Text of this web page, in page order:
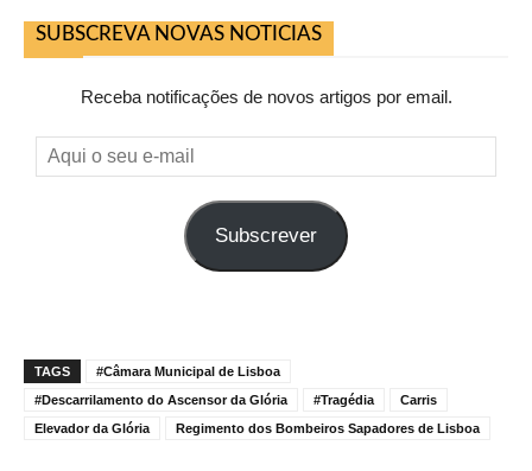
SUBSCREVA NOVAS NOTICIAS
Receba notificações de novos artigos por email.
Aqui
o
Subscrever
TAGS
#Câmara Municipal de Lisboa
#Descarrilamento do Ascensor da Glória
#Tragédia
Carris
Elevador da Glória
Regimento dos Bombeiros Sapadores de Lisboa